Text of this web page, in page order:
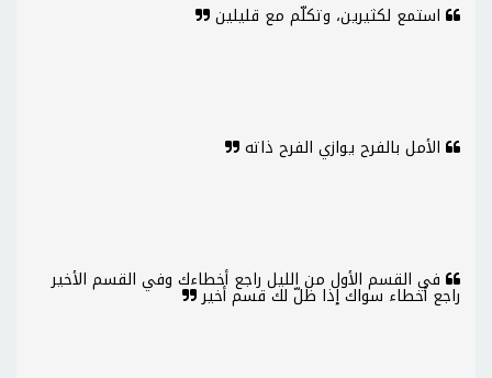
استمع لكثيرين، وتكلّم مع قليلين
الأمل بالفرح يوازي الفرح ذاته
في القسم الأول من الليل راجع أخطاءك وفي القسم الأخير
راجع أخطاء سواك إذا ظلّ لك قسم أخير